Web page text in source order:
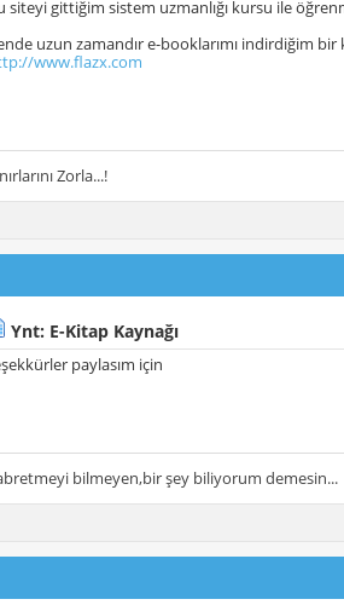
siteyi gittiğim sistem uzmanlığı kursu ile
uzun zamandır e-booklarımı indirdiğim
www.flazx.com
Zorla...!
Ynt: E-Kitap Kaynağı
paylasım için
bilmeyen,bir şey biliyorum demesin...